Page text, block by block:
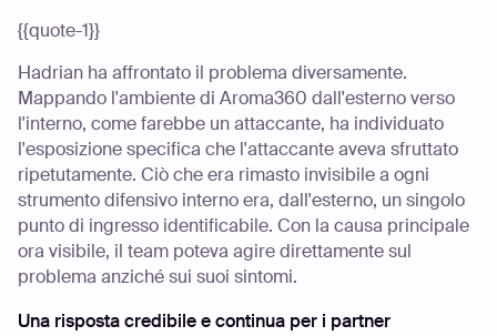
{{quote-1}}
Hadrian ha affrontato il problema diversamente.
Mappando l'ambiente di Aroma360 dall'esterno verso
l'interno, come farebbe un attaccante, ha individuato
l'esposizione specifica che l'attaccante aveva sfruttato
ripetutamente. Ciò che era rimasto invisibile a ogni
strumento difensivo interno era, dall'esterno, un singolo
punto di ingresso identificabile. Con la causa principale
ora visibile, il team poteva agire direttamente sul
problema anziché sui suoi sintomi.
Una risposta credibile e continua per i partner